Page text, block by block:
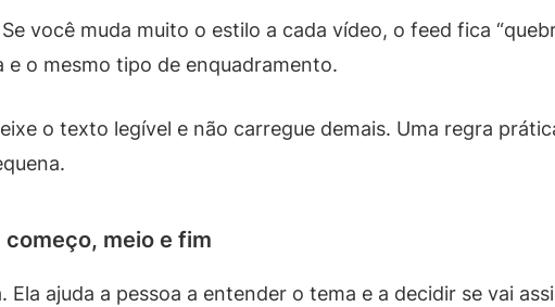
você muda muito o estilo a cada vídeo, o feed fica
e o mesmo tipo de enquadramento.
o texto legível e não carregue demais. Uma regra
meio e fim
Ela ajuda a pessoa a entender o tema e a decidir se vai